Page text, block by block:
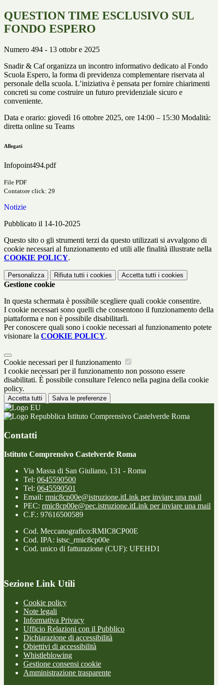
QUESTION TIME ESCLUSIVO SUL
FONDO ESPERO
Numero 494 - 13 ottobr e 2025
Snadir & Caf organizza un incontro informativo dedicato al Fondo
Scuola Espero, la forma di previdenza complementare riservata al
personale della scuola. L’iniziativa è pensata per fornire chiarimenti
concreti su come costruire un futuro previdenziale sicuro e
conveniente.
Data e orario: giovedì 16 ottobre 2025, ore 14:00 – 15:30 Modalità:
diretta online su Teams
Allegati
Infopoint494.pdf
File PDF
Contatore click: 29
Notizie
Pubblicato il 14-10-2025
Questo sito o gli strumenti terzi da questo utilizzati si avvalgono di
cookie necessari al funzionamento ed utili alle finalità illustrate nella
COOKIE POLICY.
Personalizza Rifiuta tutti i cookies Accetta tutti i cookies
Gestione cookie
In questa schermata è possibile scegliere quali cookie consentire.
I cookie necessari sono quelli che consentono il funzionamento della
piattaforma e non è possibile disabilitarli.
Per conoscere quali sono i cookie necessari al funzionamento potete
visionare la COOKIE POLICY.
Cookie necessari per il funzionamento
I cookie necessari per il funzionamento non possono essere
disabilitati. È possibile consultare l'elenco nella pagina della cookie
policy.
Accetta tutti Salva le preferenze
Istituto Comprensivo Castelverde Roma
Contatti
Istituto Comprensivo Castelverde Roma
Via Massa di San Giuliano, 131 - Roma
Tel: 0645590500
Tel: 0645590501
Email: rmic8cp00e@istruzione.itLink per inviare una mail
PEC: rmic8cp00e@pec.istruzione.itLink per inviare una mail
C.F.: 97616500589
Cod. Meccanografico:RMIC8CP00E
Cod. IPA: istsc_rmic8cp00e
Cod. unico di fatturazione (CUF): UFEHD1
Sezione Link Utili
Cookie policy
Note legali
Informativa Privacy
Ufficio Relazioni con il Pubblico
Dichiarazione di accessibilità
Obiettivi di accessibilità
Whistleblowing
Gestione consensi cookie
Amministrazione trasparente